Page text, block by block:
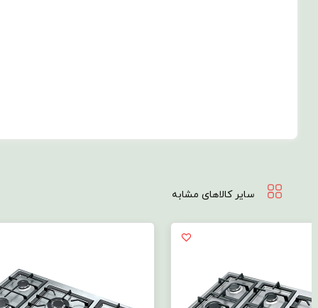
سایر کالاهای مشابه